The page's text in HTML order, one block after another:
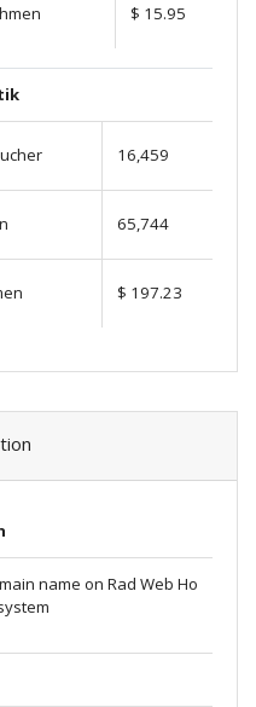
$ 15.95
16,459
65,744
$ 197.23
name on Rad Web Ho